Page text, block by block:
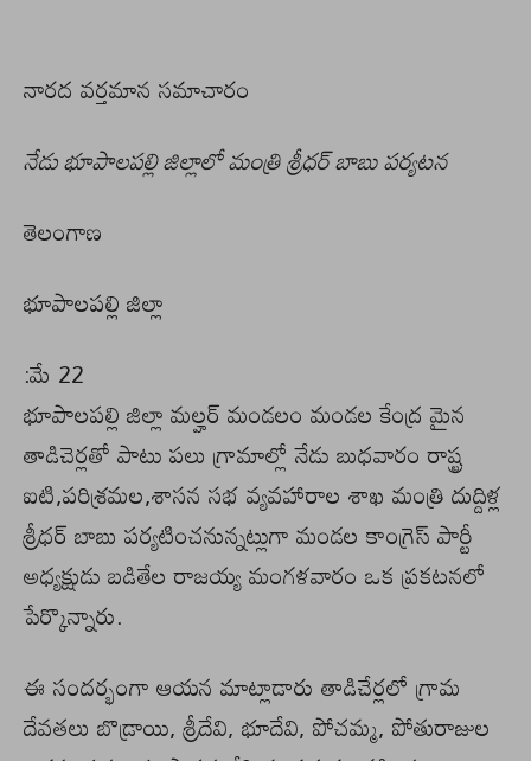
నారద వర్తమాన సమాచారం
నేడు భూపాలపల్లి జిల్లాలో మంత్రి శ్రీధర్ బాబు పర్యటన
తెలంగాణ
భూపాలపల్లి జిల్లా
:మే 22
భూపాలపల్లి జిల్లా మల్హర్ మండలం మండల కేంద్ర మైన
తాడిచెర్లతో పాటు పలు గ్రామాల్లో నేడు బుధవారం రాష్ట్ర
ఐటి,పరిశ్రమల,శాసన సభ వ్యవహారాల శాఖ మంత్రి దుద్దిళ్ల
శ్రీధర్ బాబు పర్యటించనున్నట్లుగా మండల కాంగ్రెస్ పార్టీ
అధ్యక్షుడు బడితేల రాజయ్య మంగళవారం ఒక ప్రకటనలో
పేర్కొన్నారు.
ఈ సందర్భంగా ఆయన మాట్లాడారు తాడిచేర్లలో గ్రామ
దేవతలు బొడ్రాయి, శ్రీదేవి, భూదేవి, పోచమ్మ, పోతురాజుల